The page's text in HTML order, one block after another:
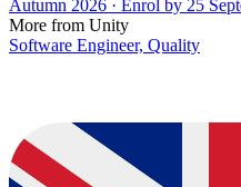
Autumn 2026 · Enrol by 25
More from Unity
Software Engineer, Quality